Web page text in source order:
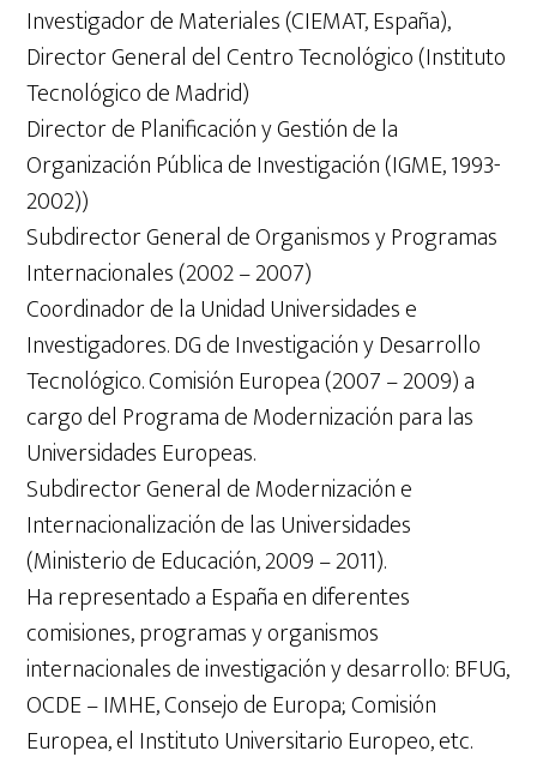
Investigador de Materiales (CIEMAT, España),
Director General del Centro Tecnológico (Instituto
Tecnológico de Madrid)
Director de Planificación y Gestión de la
Organización Pública de Investigación (IGME, 1993-
2002))
Subdirector General de Organismos y Programas
Internacionales (2002 – 2007)
Coordinador de la Unidad Universidades e
Investigadores. DG de Investigación y Desarrollo
Tecnológico. Comisión Europea (2007 – 2009) a
cargo del Programa de Modernización para las
Universidades Europeas.
Subdirector General de Modernización e
Internacionalización de las Universidades
(Ministerio de Educación, 2009 – 2011).
Ha representado a España en diferentes
comisiones, programas y organismos
internacionales de investigación y desarrollo: BFUG,
OCDE – IMHE, Consejo de Europa; Comisión
Europea, el Instituto Universitario Europeo, etc.